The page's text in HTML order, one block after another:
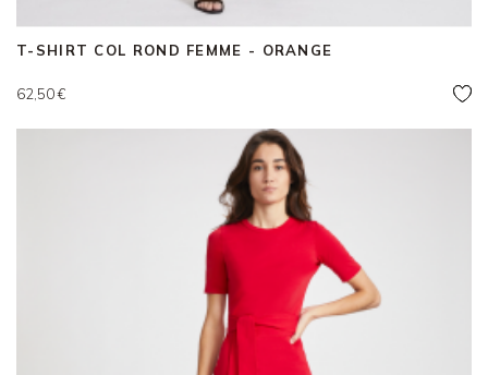
T-SHIRT COL ROND FEMME - ORANGE
Prix
62,50 €